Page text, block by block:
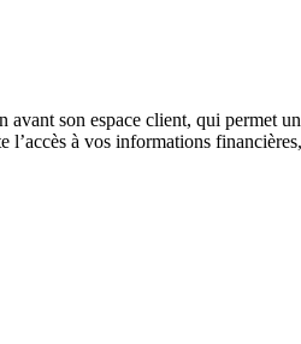
son espace client, qui permet
l’accès à vos informations